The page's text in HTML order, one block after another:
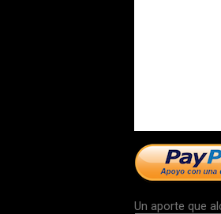
Un aporte que